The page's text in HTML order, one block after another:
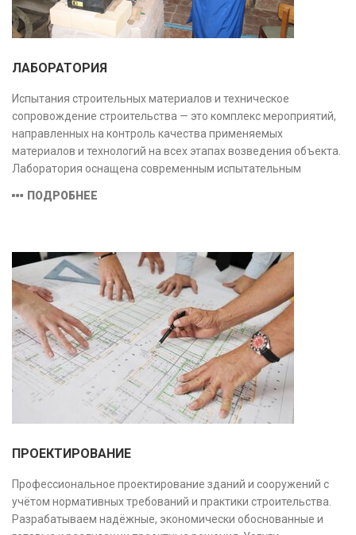
ЛАБОРАТОРИЯ
Испытания строительных материалов и техническое
сопровождение строительства — это комплекс мероприятий,
направленных на контроль качества применяемых
материалов и технологий на всех этапах возведения объекта.
Лаборатория оснащена современным испытательным
соответствующими заявленной области аккредитации.
ПОДРОБНЕЕ
ПРОЕКТИРОВАНИЕ
Профессиональное проектирование зданий и сооружений с
учётом нормативных требований и практики строительства.
Разрабатываем надёжные, экономически обоснованные и